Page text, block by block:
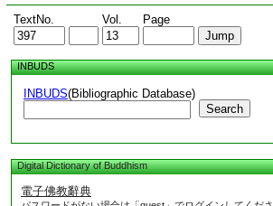
TextNo. Vol. Page
INBUDS
INBUDS(Bibliographic Database)
Search
Digital Dictionary of Buddhism
電子佛教辭典